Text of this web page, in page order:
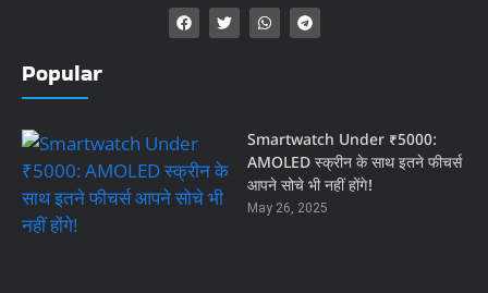
Popular
Smartwatch Under ₹5000:
AMOLED स्क्रीन के साथ इतने फीचर्स
आपने सोचे भी नहीं होंगे!
May 26, 2025